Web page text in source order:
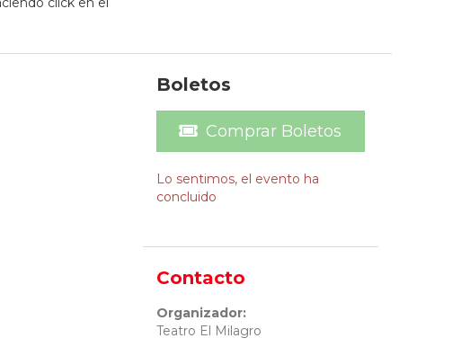
Boletos
Comprar Boletos
Lo sentimos, el evento ha
concluido
Contacto
Organizador:
Teatro El Milagro